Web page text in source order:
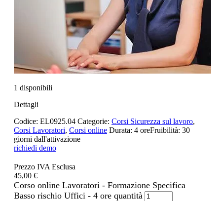
1 disponibili
Dettagli
Codice: EL0925.04 Categorie: Corsi Sicurezza sul lavoro,
Corsi Lavoratori, Corsi online Durata: 4 oreFruibilità: 30
giorni dall'attivazione
richiedi demo
Prezzo IVA Esclusa
45,00 €
Corso online Lavoratori - Formazione Specifica
Basso rischio Uffici - 4 ore quantità